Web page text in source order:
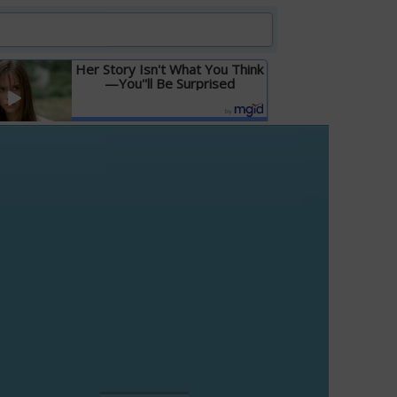
Her Story Isn't What You Think
—You''ll Be Surprised
Детальніше